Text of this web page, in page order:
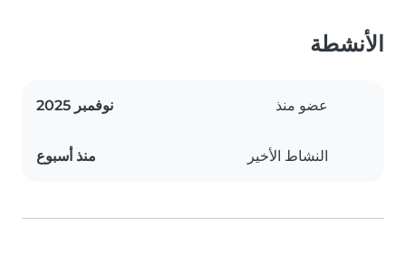
الأنشطة
عضو منذ نوفمبر 2025
النشاط الأخير منذ أسبوع